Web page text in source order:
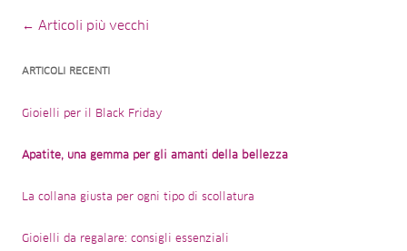
Navigazione dell’articolo
← Articoli più vecchi
ARTICOLI RECENTI
Gioielli per il Black Friday
Apatite, una gemma per gli amanti della bellezza
La collana giusta per ogni tipo di scollatura
Gioielli da regalare: consigli essenziali